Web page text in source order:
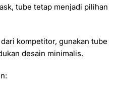
tube tetap menjadi pilihan
kompetitor, gunakan tube
desain minimalis.